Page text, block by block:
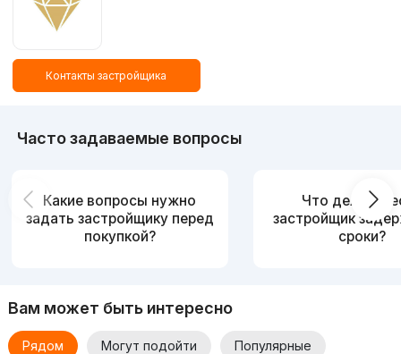
Контакты застройщика
Часто задаваемые вопросы
Какие вопросы нужно
задать застройщику перед
покупкой?
Что делать,
застройщик
сроки?
Вам может быть интересно
Рядом Могут подойти Популярные